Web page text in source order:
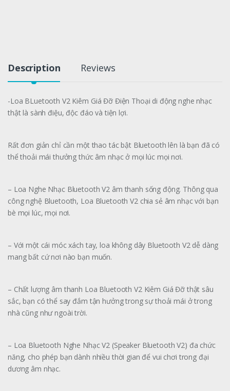
Description Reviews
-Loa BLuetooth V2 Kiêm Giá Đỡ Điện Thoại di động nghe nhạc
thật là sành điệu, độc đáo và tiện lợi.
Rất đơn giản chỉ cần một thao tác bật Bluetooth lên là bạn đã có
thể thoải mái thưởng thức âm nhạc ở mọi lúc mọi nơi.
– Loa Nghe Nhạc Bluetooth V2 âm thanh sống động. Thông qua
công nghệ Bluetooth, Loa Bluetooth V2 chia sẻ âm nhạc với bạn
bè mọi lúc, mọi nơi.
– Với một cái móc xách tay, loa không dây Bluetooth V2 dễ dàng
mang bất cứ nơi nào bạn muốn.
– Chất lượng âm thanh Loa Bluetooth V2 Kiêm Giá Đỡ thật sâu
sắc, bạn có thể say đắm tận hưởng trong sự thoải mái ở trong
nhà cũng như ngoài trời.
– Loa Bluetooth Nghe Nhạc V2 (Speaker Bluetooth V2) đa chức
năng, cho phép bạn dành nhiều thời gian để vui chơi trong đại
dương âm nhạc.